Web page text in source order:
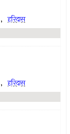
, हरिदास
, हरिदास